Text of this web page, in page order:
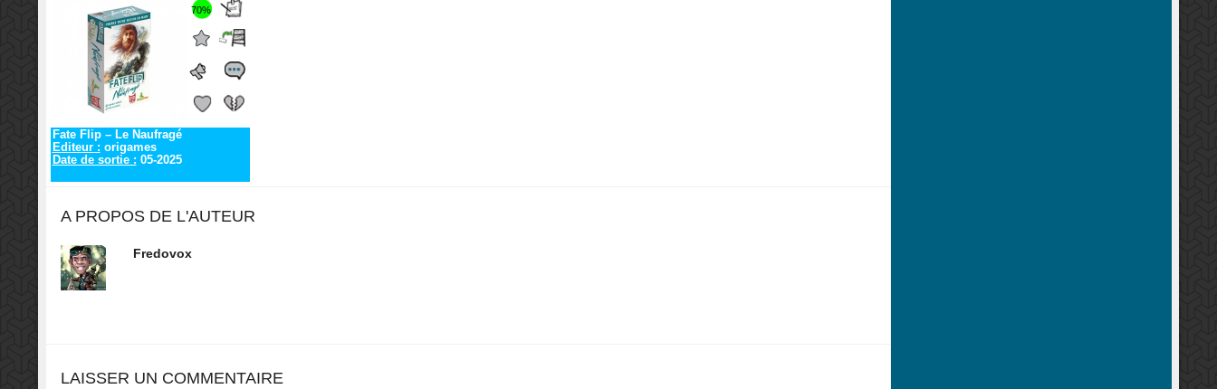
70%
Fate Flip – Le Naufragé
Editeur : origames
Date de sortie : 05-2025
A PROPOS DE L'AUTEUR
Fredovox
LAISSER UN COMMENTAIRE